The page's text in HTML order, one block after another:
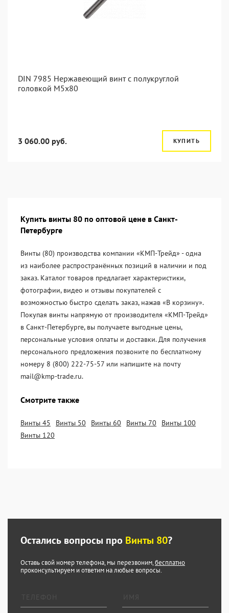
DIN 7985 Нержавеющий винт с полукруглой
головкой М5х80
3 060.00 руб. КУПИТЬ
Купить винты 80 по оптовой цене в Санкт-
Петербурге
Винты (80) производства компании «KМП-Трейд» - одна
из наиболее распространённых позиций в наличии и под
заказ. Каталог товаров предлагает характеристики,
фотографии, видео и отзывы покупателей с
возможностью быстро сделать заказ, нажав «В корзину».
Покупая винты напрямую от производителя «KМП-Трейд»
в Санкт-Петербурге, вы получаете выгодные цены,
персональные условия оплаты и доставки. Для получения
персонального предложения позвоните по бесплатному
номеру 8 (800) 222-75-57 или напишите на почту
mail@kmp-trade.ru.
Смотрите также
Винты 45 Винты 50 Винты 60 Винты 70
Винты 100
Винты 120
Остались вопросы про Винты 80?
Оставь свой номер телефона, мы перезвоним,бесплатно
проконсультируем и ответим на любые вопросы.